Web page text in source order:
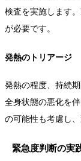
検査を実施します
が必要です。
発熱のトリアージ
発熱の程度、持続
全身状態の悪化を
の可能性も考慮し
緊急度判断の実